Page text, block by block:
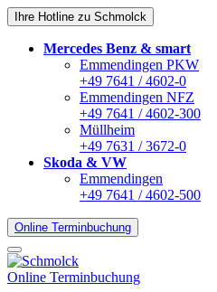
Ihre Hotline zu Schmolck
Mercedes Benz & smart
Emmendingen PKW
+49 7641 / 4602-0
Emmendingen NFZ
+49 7641 / 4602-300
Müllheim
+49 7631 / 3672-0
Skoda & VW
Emmendingen
+49 7641 / 4602-500
Online Terminbuchung
Online Terminbuchung